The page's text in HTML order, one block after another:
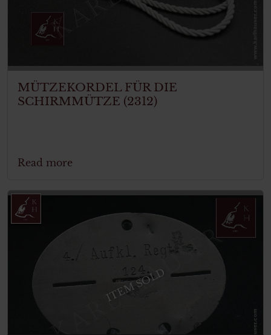
MÜTZEKORDEL FÜR DIE
SCHIRMMÜTZE (2312)
Read more
ITEM SOLD